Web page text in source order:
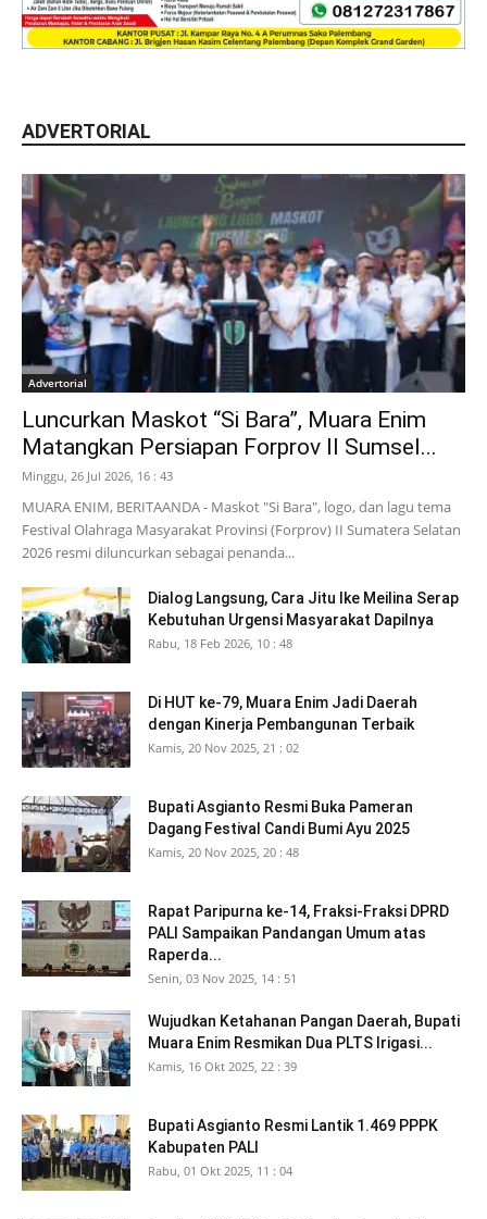
ADVERTORIAL
Advertorial
Luncurkan Maskot “Si Bara”, Muara Enim
Matangkan Persiapan Forprov II Sumsel...
Minggu, 26 Jul 2026, 16 : 43
MUARA ENIM, BERITAANDA - Maskot "Si Bara", logo, dan lagu tema
Festival Olahraga Masyarakat Provinsi (Forprov) II Sumatera Selatan
2026 resmi diluncurkan sebagai penanda...
Dialog Langsung, Cara Jitu Ike Meilina Serap
Kebutuhan Urgensi Masyarakat Dapilnya
Rabu, 18 Feb 2026, 10 : 48
Di HUT ke-79, Muara Enim Jadi Daerah
dengan Kinerja Pembangunan Terbaik
Kamis, 20 Nov 2025, 21 : 02
Bupati Asgianto Resmi Buka Pameran
Dagang Festival Candi Bumi Ayu 2025
Kamis, 20 Nov 2025, 20 : 48
Rapat Paripurna ke-14, Fraksi-Fraksi DPRD
PALI Sampaikan Pandangan Umum atas
Raperda...
Senin, 03 Nov 2025, 14 : 51
Wujudkan Ketahanan Pangan Daerah, Bupati
Muara Enim Resmikan Dua PLTS Irigasi...
Kamis, 16 Okt 2025, 22 : 39
Bupati Asgianto Resmi Lantik 1.469 PPPK
Kabupaten PALI
Rabu, 01 Okt 2025, 11 : 04